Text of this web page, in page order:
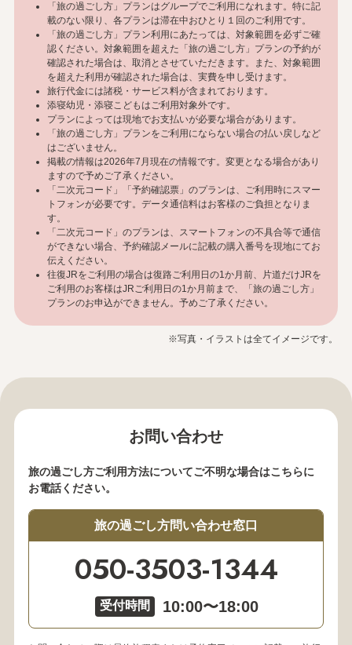
「旅の過ごし方」プランはグループでご利用になれます。特に記
載のない限り、各プランは滞在中おひとり１回のご利用です。
「旅の過ごし方」プラン利用にあたっては、対象範囲を必ずご確
認ください。対象範囲を超えた「旅の過ごし方」プランの予約が
確認された場合は、取消とさせていただきます。また、対象範囲
を超えた利用が確認された場合は、実費を申し受けます。
旅行代金には諸税・サービス料が含まれております。
添寝幼児・添寝こどもはご利用対象外です。
プランによっては現地でお支払いが必要な場合があります。
「旅の過ごし方」プランをご利用にならない場合の払い戻しなど
はございません。
掲載の情報は2026年7月現在の情報です。変更となる場合があり
ますので予めご了承ください。
「二次元コード」「予約確認票」のプランは、ご利用時にスマー
トフォンが必要です。データ通信料はお客様のご負担となりま
す。
「二次元コード」のプランは、スマートフォンの不具合等で通信
ができない場合、予約確認メールに記載の購入番号を現地にてお
伝えください。
往復JRをご利用の場合は復路ご利用日の1か月前、片道だけJRを
ご利用のお客様はJRご利用日の1か月前まで、「旅の過ごし方」
プランのお申込ができません。予めご了承ください。
※写真・イラストは全てイメージです。
お問い合わせ
旅の過ごし方ご利用方法についてご不明な場合はこちらに
お電話ください。
旅の過ごし方問い合わせ窓口
050-3503-1344
受付時間 10:00〜18:00